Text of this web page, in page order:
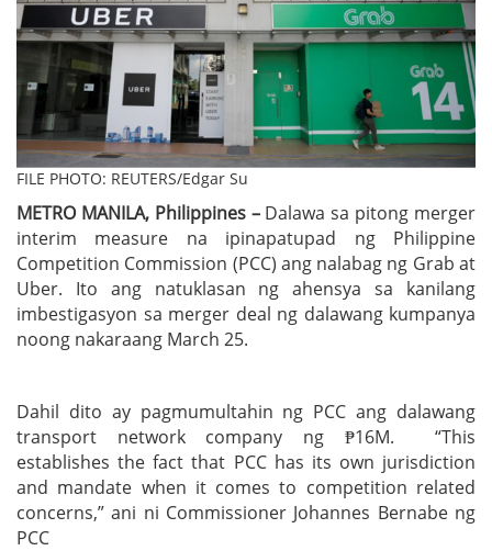
FILE PHOTO: REUTERS/Edgar Su
METRO MANILA, Philippines –Dalawa sa pitong merger
interim measure na ipinapatupad ng Philippine
Competition Commission (PCC) ang nalabag ng Grab at
Uber. Ito ang natuklasan ng ahensya sa kanilang
imbestigasyon sa merger deal ng dalawang kumpanya
noong nakaraang March 25.
Dahil dito ay pagmumultahin ng PCC ang dalawang
transport network company ng ₱16M. “This
establishes the fact that PCC has its own jurisdiction
and mandate when it comes to competition related
concerns,” ani ni Commissioner Johannes Bernabe ng
PCC